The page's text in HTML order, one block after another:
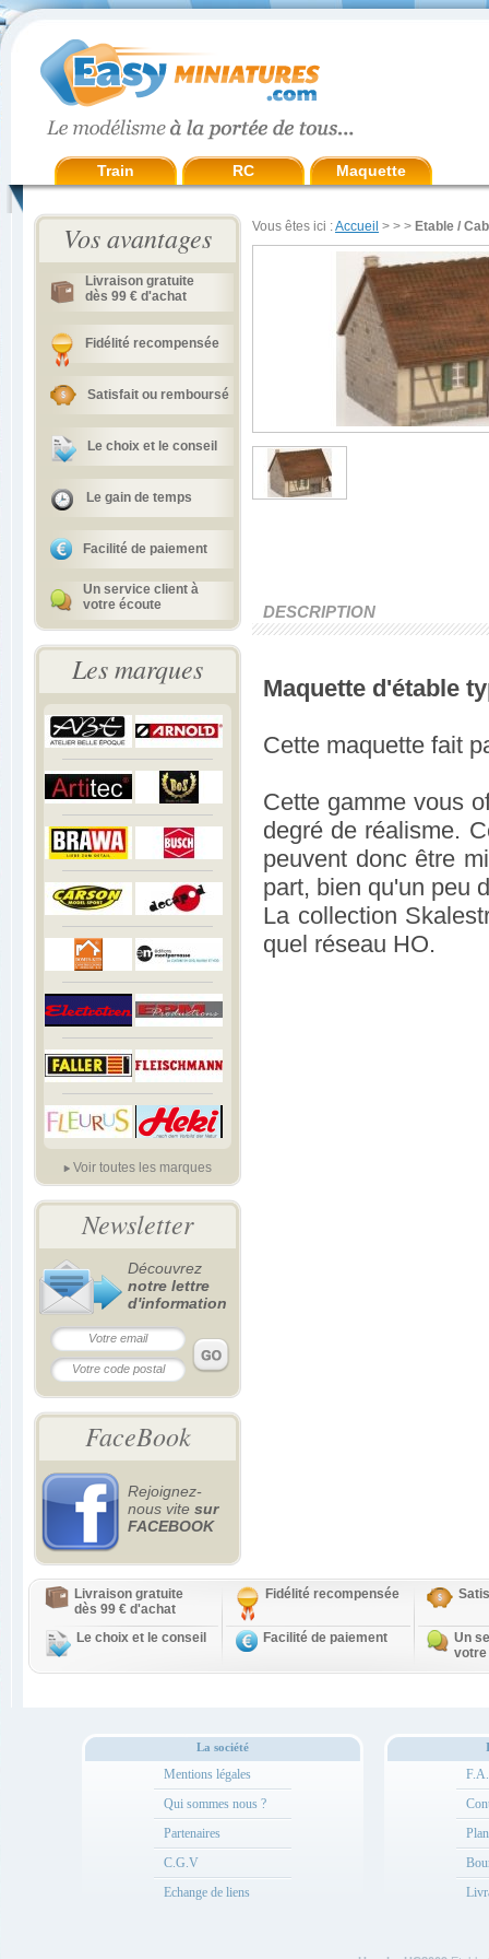
Train RC Maquette
Vos avantages
Livraison gratuite
dès 99 € d'achat
Fidélité recompensée
Satisfait ou remboursé
Le choix et le conseil
Le gain de temps
Facilité de paiement
Un service client à
votre écoute
Les marques
Voir toutes les marques
Newsletter
Découvrez
notre lettre
d'information
FaceBook
Rejoignez-
nous vite sur
FACEBOOK
Vous êtes ici :Accueil > > > Etable /
DESCRIPTION
Maquette d'étable
Cette maquette fait
Cette gamme vous
degré de réalisme.
peuvent donc être
part, bien qu'un peu
La collection
quel réseau HO.
Livraison gratuite
dès 99 € d'achat
Fidélité recompensée
Le choix et le conseil Facilité de paiement
Un
votre
La société
Mentions légales
Qui sommes nous ?
Partenaires
C.G.V
Echange de liens